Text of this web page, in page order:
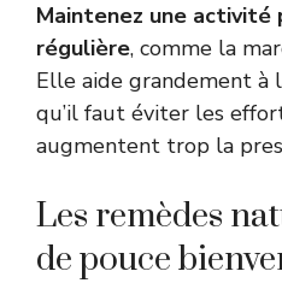
Maintenez une activité
régulière, comme la
Elle aide grandement à
qu’il faut éviter les
augmentent trop la
Les remèdes
de pouce